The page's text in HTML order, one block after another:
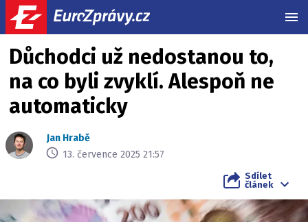
Důchodci už nedostanou to,
na co byli zvyklí. Alespoň ne
automaticky
Jan Hrabě
13. července 2025 21:57
Sdílet
článek